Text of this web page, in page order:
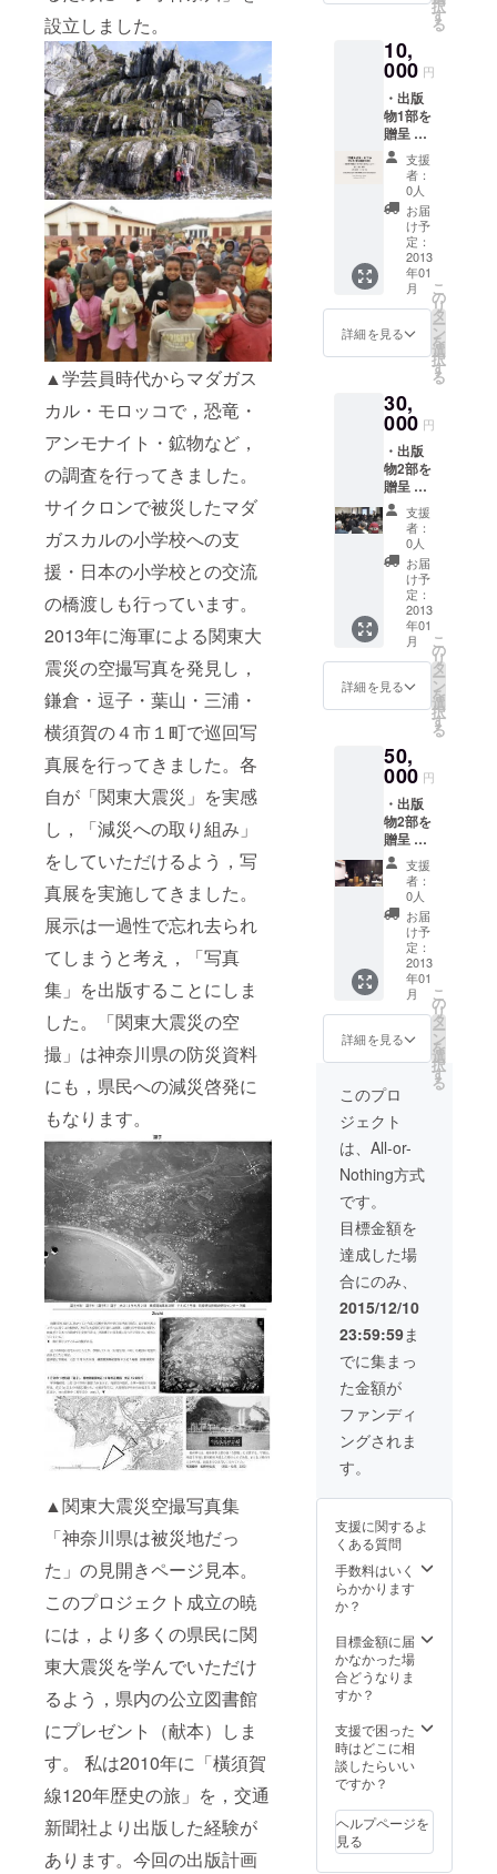
設立しました。
▲学芸員時代からマダガス
カル・モロッコで，恐竜・
アンモナイト・鉱物など，
の調査を行ってきました。
サイクロンで被災したマダ
ガスカルの小学校への支
援・日本の小学校との交流
の橋渡しも行っています。
2013年に海軍による関東大
震災の空撮写真を発見し，
鎌倉・逗子・葉山・三浦・
横須賀の４市１町で巡回写
真展を行ってきました。各
自が「関東大震災」を実感
し，「減災への取り組み」
をしていただけるよう，写
真展を実施してきました。
展示は一過性で忘れ去られ
てしまうと考え，「写真
集」を出版することにしま
した。「関東大震災の空
撮」は神奈川県の防災資料
にも，県民への減災啓発に
もなります。
▲関東大震災空撮写真集
「神奈川県は被災地だっ
た」の見開きページ見本。
このプロジェクト成立の暁
には，より多くの県民に関
東大震災を学んでいただけ
るよう，県内の公立図書館
にプレゼント（献本）しま
す。 私は2010年に「橫須賀
線120年歴史の旅」を，交通
新聞社より出版した経験が
あります。今回の出版計画
択
す
る
10,
000 円
・出版
物1部を
贈呈 ・
出版物
にご記
名 ・お
礼の手
紙 ・絵
はがき5
枚セッ
ト ・講
演会に
ご招待
支援
者：
0人
お届
け予
定：
2013
年01
月
詳細を見る
こ
の
リ
タ
ー
ン
を
選
択
す
る
30,
000 円
・出版
物2部を
贈呈 ・
出版物
にご記
名 ・お
礼の手
紙 ・絵
はがき5
枚セッ
ト ・講
演会に
ご招待
・出版
記念
パー
にご招
待
支援
者：
0人
お届
け予
定：
2013
年01
月
詳細を見る
こ
の
リ
タ
ー
ン
を
選
択
す
る
50,
000 円
・出版
物2部を
贈呈 ・
出版物
にご記
名 ・お
礼の手
紙 ・絵
はがき5
枚セッ
ト ・講
演会に
ご案内
・出版
記念
パー
ティー
に2名ご
招待 ・
写真集
に ①個
人の場
掲載 ②
企業等
の場合
は広告
掲載
支援
者：
0人
お届
け予
定：
2013
年01
月
詳細を見る
こ
の
リ
タ
ー
ン
を
選
択
す
る
このプロ
ジェクト
は、All-or-
Nothing方式
です。
目標金額を
達成した場
合にのみ、
2015/12/10
23:59:59ま
でに集まっ
た金額が
ファンディ
ングされま
す。
支援に関するよ
くある質問
手数料はいく
らかかります
か？
目標金額に届
かなかった場
合どうなりま
すか？
支援で困った
時はどこに相
談したらいい
ですか？
ヘルプページを
見る